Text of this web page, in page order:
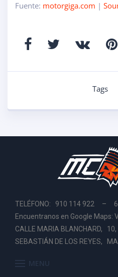
Fuente: motorgiga.com |
Tags
TELÉFONO: 910 114 922 –
Encuentranos en Google Maps:
CALLE MARIA BLANCHARD,
SEBASTIÁN DE LOS REYES,
MENU